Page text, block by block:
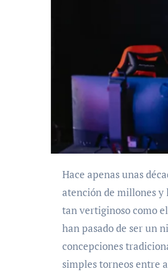
Hace apenas unas décadas, la idea de que ver a personas jugar videojuegos podría captar la
atención de millones y
tan vertiginoso como
han pasado de ser un
concepciones
simples torneos entre